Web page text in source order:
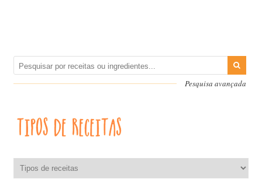
Pesquisa avançada